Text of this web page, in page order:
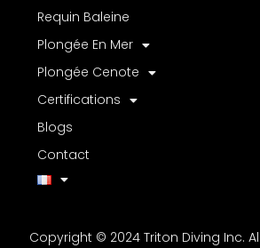
Requin Baleine
Plongée En Mer
Plongée Cenote
Certifications
Blogs
Contact
Copyright © 2024 Triton Diving Inc.